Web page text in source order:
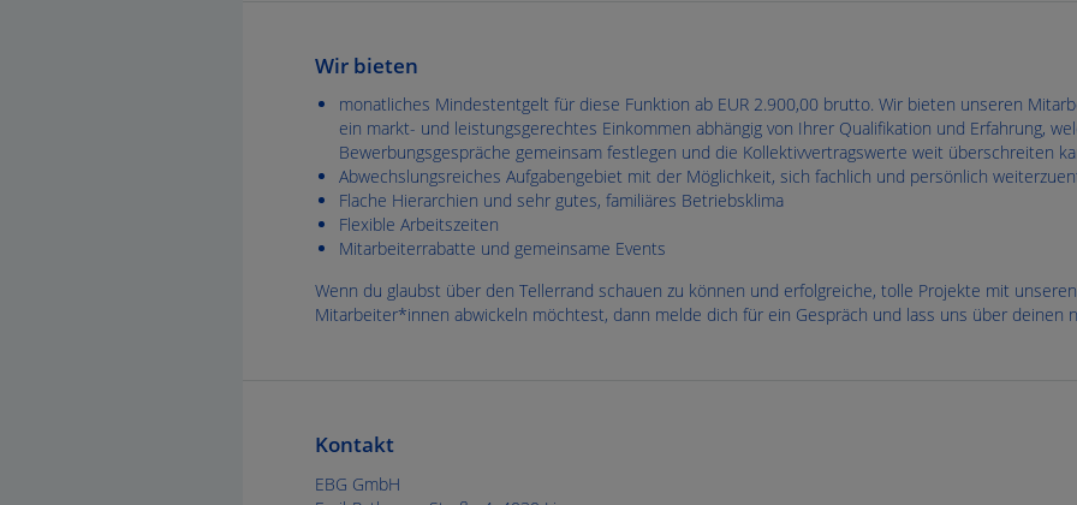
Wir bieten
monatliches Mindestentgelt für diese Funktion ab EUR 2.900,00 brutto. Wir bieten unseren
ein markt- und leistungsgerechtes Einkommen abhängig von Ihrer Qualifikation und Erfahrung,
Bewerbungsgespräche gemeinsam festlegen und die Kollektivvertragswerte weit überschreiten
Abwechslungsreiches Aufgabengebiet mit der Möglichkeit, sich fachlich und persönlich
Flache Hierarchien und sehr gutes, familiäres Betriebsklima
Flexible Arbeitszeiten
Mitarbeiterrabatte und gemeinsame Events
Wenn du glaubst über den Tellerrand schauen zu können und erfolgreiche, tolle Projekte mit
Mitarbeiter*innen abwickeln möchtest, dann melde dich für ein Gespräch und lass uns über deinen
Kontakt
EBG GmbH